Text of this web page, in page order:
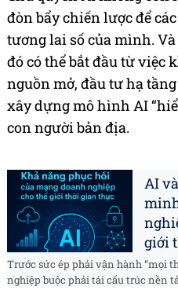
đòn bẩy chiến lược để
tương lai số của mình.
đó có thể bắt đầu từ việc
nguồn mở, đầu tư hạ
xây dựng mô hình AI
con người bản địa.
AI
giới
Trước sức ép phải vận hành “mọi
nghiệp buộc phải tái cấu trúc nền